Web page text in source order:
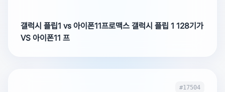
갤럭시 플립1 vs 아이폰11프로맥스 갤럭시 플립 1 128기가
VS 아이폰11 프
#17504